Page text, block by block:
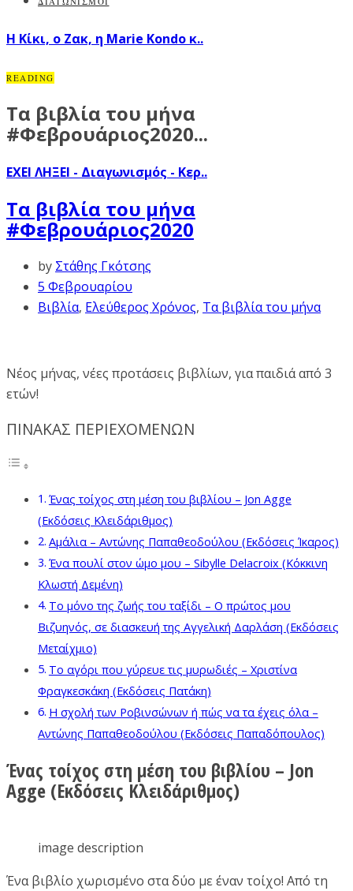
H Κίκι, ο Ζακ, η Marie Kondo κ..
READING
Τα βιβλία του μήνα
#Φεβρουάριος2020...
ΕΧΕΙ ΛΗΞΕΙ - Διαγωνισμός - Κερ..
Τα βιβλία του μήνα
#Φεβρουάριος2020
by Στάθης Γκότσης
5 Φεβρουαρίου
Βιβλία, Ελεύθερος Χρόνος, Τα βιβλία του μήνα
Νέος μήνας, νέες προτάσεις βιβλίων, για παιδιά από 3
ετών!
ΠΙΝΑΚΑΣ ΠΕΡΙΕΧΟΜΕΝΩΝ
Ένας τοίχος στη μέση του βιβλίου – Jon Agge
(Εκδόσεις Κλειδάριθμος)
Αμάλια – Αντώνης Παπαθεοδούλου (Εκδόσεις Ίκαρος)
Ένα πουλί στον ώμο μου – Sibylle Delacroix (Κόκκινη
Κλωστή Δεμένη)
Το μόνο της ζωής του ταξίδι – Ο πρώτος μου
Βιζυηνός, σε διασκευή της Αγγελική Δαρλάση (Εκδόσεις
Μεταίχμιο)
Το αγόρι που γύρευε τις μυρωδιές – Χριστίνα
Φραγκεσκάκη (Εκδόσεις Πατάκη)
Η σχολή των Ροβινσώνων ή πώς να τα έχεις όλα –
Αντώνης Παπαθεοδούλου (Εκδόσεις Παπαδόπουλος)
Ένας τοίχος στη μέση του βιβλίου – Jon
Agge (Εκδόσεις Κλειδάριθμος)
image description
Ένα βιβλίο χωρισμένο στα δύο με έναν τοίχο! Από τη